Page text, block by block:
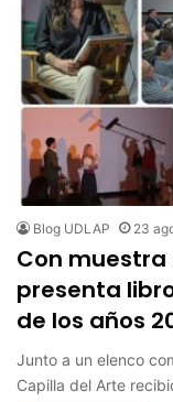
Blog UDLAP 23
Con muestra
presenta
de los años
Junto a un elenco
Capilla del Arte